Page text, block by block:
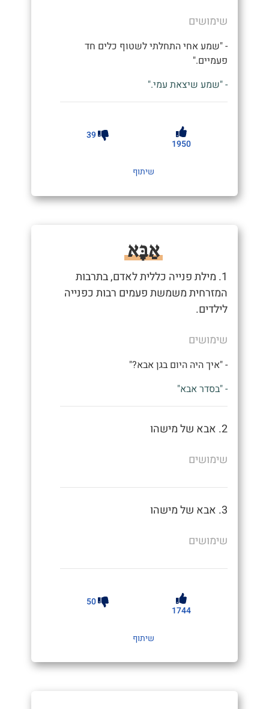
שימושים
- "שמע אחי התחלתי לשטוף כלים חד
פעמיים."
- "שמע שיצאת עמי."
1950
39
שיתוף
אַבָּא
1. מילת פנייה כללית לאדם, בתרבות
המזרחית משמשת פעמים רבות כפנייה
לילדים.
שימושים
- "איך היה היום בגן אבא?"
- "בסדר אבא"
2. אבא של מישהו
שימושים
3. אבא של מישהו
שימושים
1744
50
שיתוף